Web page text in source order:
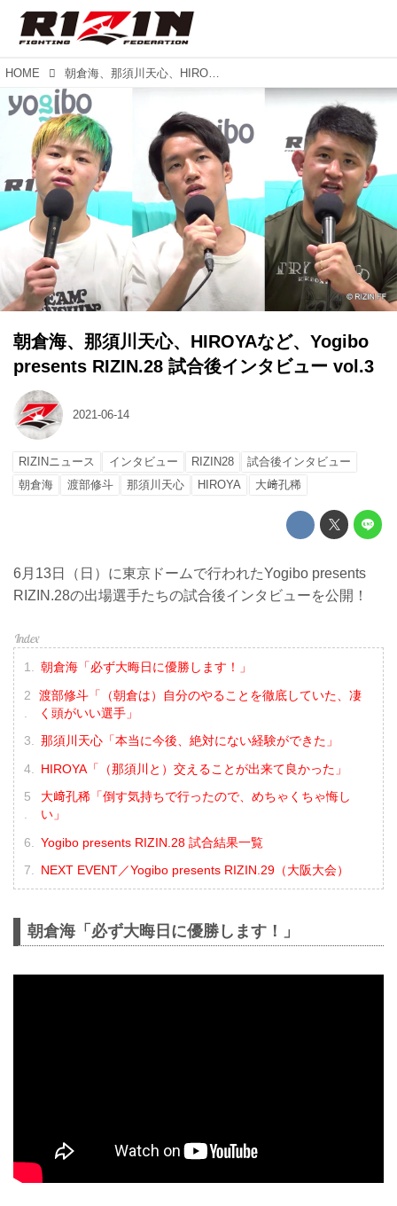
HOME 朝倉海、那須川天心、HIROYAなど、Yogibo presents RIZIN.28 試合後インタビュー vol.3
朝倉海、那須川天心、HIROYAなど、Yogibo
presents RIZIN.28 試合後インタビュー vol.3
2021-06-14
RIZINニュース インタビュー RIZIN28
試合後インタビュー
朝倉海
渡部修斗 那須川天心 HIROYA 大﨑孔稀
6月13日（日）に東京ドームで行われたYogibo presents
RIZIN.28の出場選手たちの試合後インタビューを公開！
朝倉海「必ず大晦日に優勝します！」
渡部修斗「（朝倉は）自分のやることを徹底していた、凄
く頭がいい選手」
那須川天心「本当に今後、絶対にない経験ができた」
HIROYA「（那須川と）交えることが出来て良かった」
大﨑孔稀「倒す気持ちで行ったので、めちゃくちゃ悔し
い」
Yogibo presents RIZIN.28 試合結果一覧
NEXT EVENT／Yogibo presents RIZIN.29（大阪大会）
朝倉海「必ず大晦日に優勝します！」